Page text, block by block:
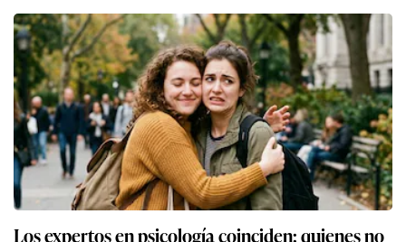
Los expertos en psicología coinciden: quienes no